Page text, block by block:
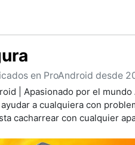
en ProAndroid desde
| Apasionado por el
a cualquiera con
cacharrear con cualquier